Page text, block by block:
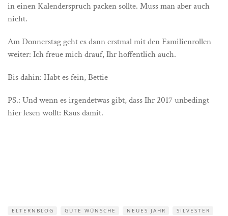
in einen Kalenderspruch packen sollte. Muss man aber auch
nicht.
Am Donnerstag geht es dann erstmal mit den Familienrollen
weiter: Ich freue mich drauf, Ihr hoffentlich auch.
Bis dahin: Habt es fein, Bettie
PS.: Und wenn es irgendetwas gibt, dass Ihr 2017 unbedingt
hier lesen wollt: Raus damit.
ELTERNBLOG GUTE WÜNSCHE NEUES JAHR SILVESTER